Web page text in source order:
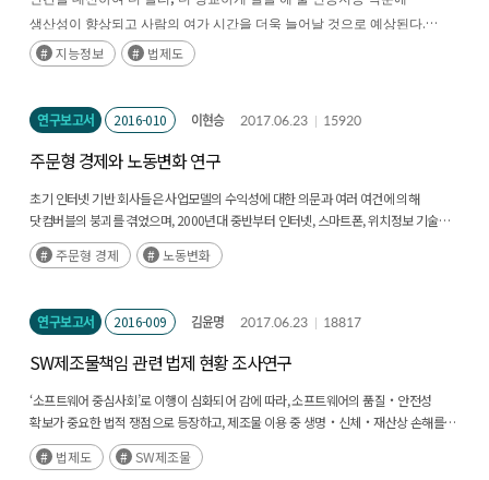
생산성이 향상되고 사람의 여가 시간을 더욱 늘어날 것으로 예상된다.
그러나 그 때문에 사람의 일자리가 감소하고 안전이 위협받을 수 있다고
.
지능정보 법제도
연구보고서 2016-010 이현승 2017.06.23 15920
주문형 경제와 노동변화 연구
초기 인터넷 기반 회사들은 사업모델의 수익성에 대한 의문과 여러 여건에 의해
닷컴버블의 붕괴를 겪었으며, 2000년대 중반부터 인터넷, 스마트폰, 위치정보 기술의
발전에 힘입은 새로운 서비스들을 제공하는 스타트업들이 등장함 (후략)
주문형 경제 노동변화
연구보고서 2016-009 김윤명 2017.06.23 18817
SW제조물책임 관련 법제 현황 조사연구
‘소프트웨어 중심사회’로 이행이 심화되어 감에 따라, 소프트웨어의 품질‧안전성
확보가 중요한 법적 쟁점으로 등장하고, 제조물 이용 중 생명‧신체‧재산상 손해를
입은 소비자들을 구제하는 법제도로서 ‘제조물책임법’이 소프트웨어에도 확대 적용될
수 있는지를 둘러싼 논의 또한 그 중요성을 더해하고 있다. 특히, 소프트웨어가
법제도 SW제조물